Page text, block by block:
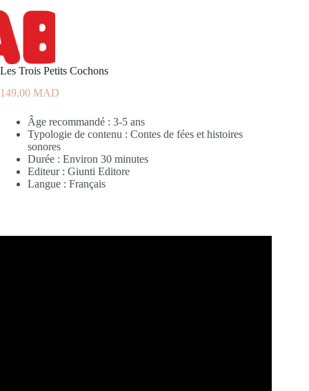
Les Trois Petits Cochons
149,00 MAD
Âge recommandé : 3-5 ans
Typologie de contenu : Contes de fées et histoires
sonores
Durée : Environ 30 minutes
Editeur : Giunti Editore
Langue : Français